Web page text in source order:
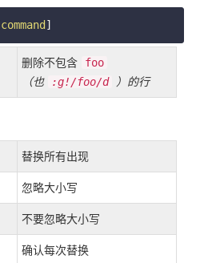
command
删除不包含 foo
（也 :g!/foo/d ）的行
替换所有出现
忽略大小写
不要忽略大小写
确认每次替换